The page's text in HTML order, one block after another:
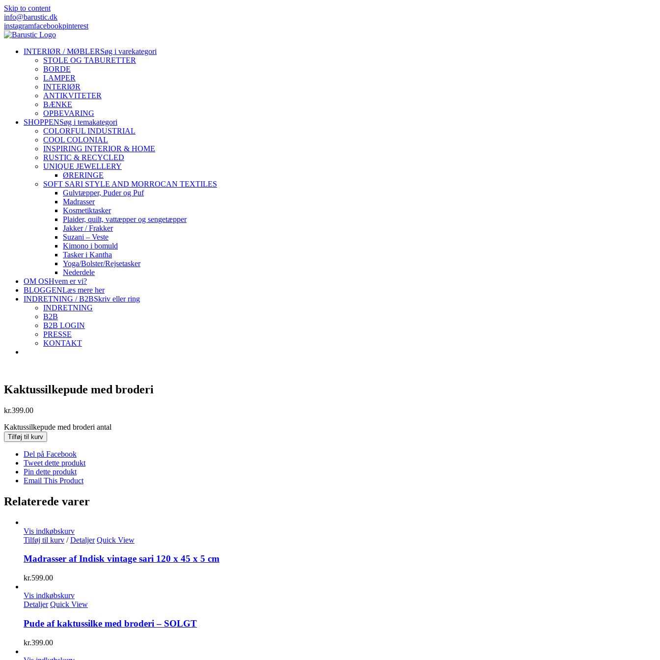
Skip to content
info@barustic.dk
instagramfacebookpinterest
INTERIØR / MØBLERSøg i varekategori
STOLE OG TABURETTER
BORDE
LAMPER
INTERIØR
ANTIKVITETER
BÆNKE
OPBEVARING
SHOPPENSøg i temakategori
COLORFUL INDUSTRIAL
COOL COLONIAL
INSPIRING INTERIOR & HOME
RUSTIC & RECYCLED
UNIQUE JEWELLERY
ØRERINGE
SOFT SARI STYLE AND MORROCAN TEXTILES
Gulvtæpper, Puder og Puf
Madrasser
Kosmetiktasker
Plaider, quilt, vattæpper og sengetæpper
Jakker / Frakker
Suzani – Veste
Kimono i bomuld
Tasker i Kantha
Yoga/Bolster/Rejsetasker
Nederdele
OM OSHvem er vi?
BLOGGENLæs mere her
INDRETNING / B2BSkriv eller ring
INDRETNING
B2B
B2B LOGIN
PRESSE
KONTAKT
Kaktussilkepude med broderi
kr.399.00
Kaktussilkepude med broderi antal
Tilføj til kurv
Del på Facebook
Tweet dette produkt
Pin dette produkt
Email This Product
Relaterede varer
Vis indkøbskurv
Tilføj til kurv / Detaljer Quick View
Madrasser af Indisk vintage sari 120 x 45 x 5 cm
kr.599.00
Vis indkøbskurv
Detaljer Quick View
Pude af kaktussilke med broderi – SOLGT
kr.399.00